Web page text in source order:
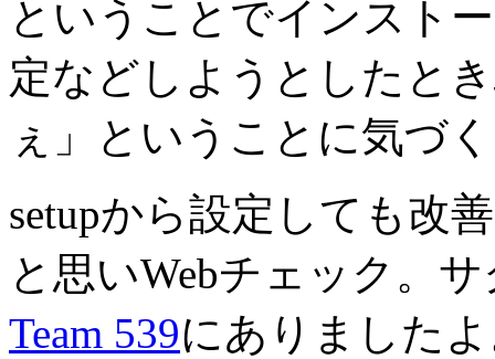
ということでインスト
定などしようとしたと
ぇ」ということに気づ
setupから設定しても改
と思いWebチェック。
Team 539にありました